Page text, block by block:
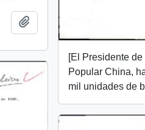
[El Presidente
Popular China,
mil unidades de
Add to clipboard